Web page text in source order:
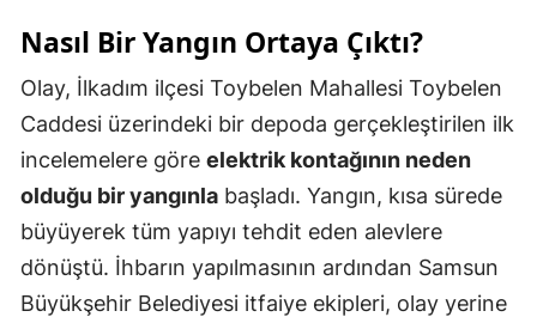
Nasıl Bir Yangın Ortaya Çıktı?
Olay, İlkadım ilçesi Toybelen Mahallesi Toybelen
Caddesi üzerindeki bir depoda gerçekleştirilen ilk
incelemelere göre elektrik kontağının neden
olduğu bir yangınla başladı. Yangın, kısa sürede
büyüyerek tüm yapıyı tehdit eden alevlere
dönüştü. İhbarın yapılmasının ardından Samsun
Büyükşehir Belediyesi itfaiye ekipleri, olay yerine